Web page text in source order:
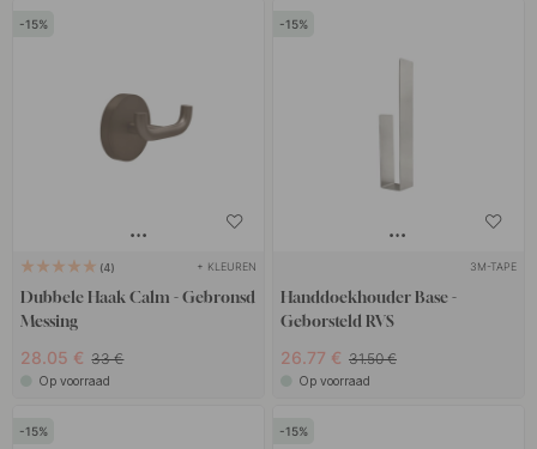
15
4 + KLEUREN
Dubbele Haak Calm - Gebronsd
Messing
28.05 € 33 €
Op voorraad
15
3M-TAPE
Handdoekhouder Base -
Geborsteld RVS
26.77 € 31.50 €
Op voorraad
15 15